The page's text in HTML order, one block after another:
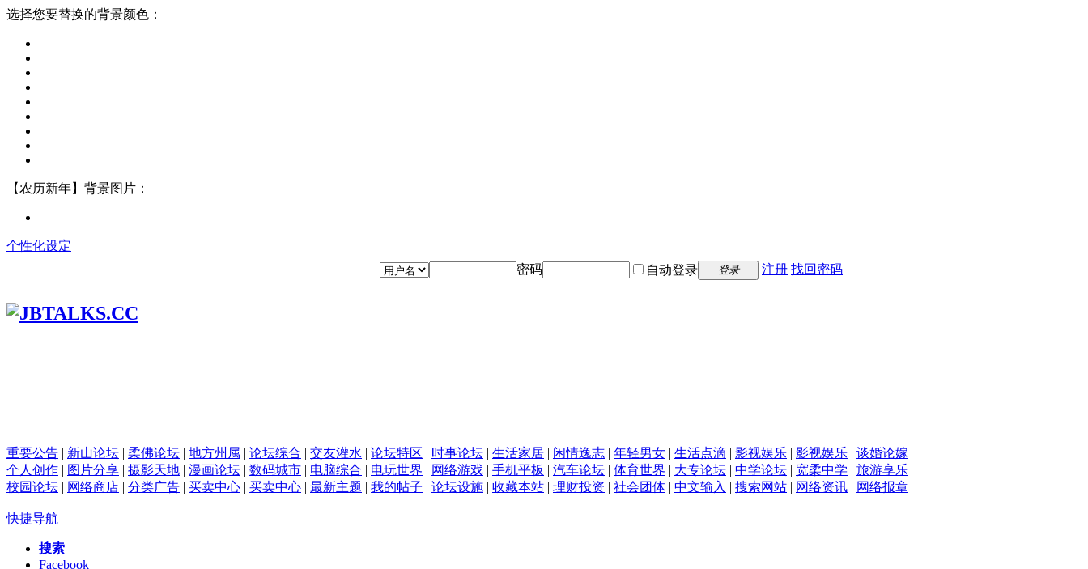
选择您要替换的背景颜色：
【农历新年】背景图片：
个性化设定
密码
自动登录 登录 注册 找回密码
重要公告 | 新山论坛 | 柔佛论坛 | 地方州属 | 论坛综合 | 交友灌水 | 论坛特区 | 时事论坛 | 生活家居 | 闲情逸志 | 年轻男女 | 生活点滴 | 影视娱乐 | 影视娱乐 | 谈婚论嫁
个人创作 | 图片分享 | 摄影天地 | 漫画论坛 | 数码城市 | 电脑综合 | 电玩世界 | 网络游戏 | 手机平板 | 汽车论坛 | 体育世界 | 大专论坛 | 中学论坛 | 宽柔中学 | 旅游享乐
校园论坛 | 网络商店 | 分类广告 | 买卖中心 | 买卖中心 | 最新主题 | 我的帖子 | 论坛设施 | 收藏本站 | 理财投资 | 社会团体 | 中文输入 | 搜索网站 | 网络资讯 | 网络报章
快捷导航
搜索
Facebook